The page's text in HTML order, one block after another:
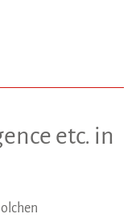
etc. in